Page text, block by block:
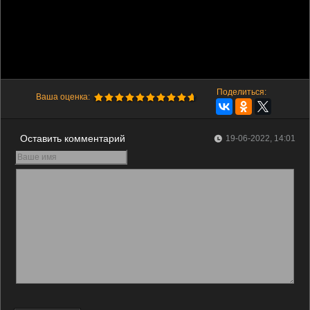
Ваша оценка: Поделиться:
Оставить комментарий 19-06-2022, 14:01